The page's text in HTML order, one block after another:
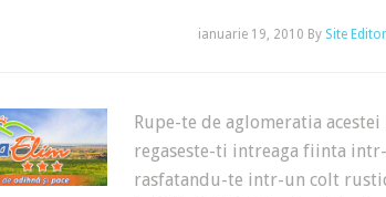
ianuarie 19, 2010 By Site Editor
Rupe-te de aglomeratia
regaseste-ti intreaga fiinta
rasfatandu-te intr-un colt